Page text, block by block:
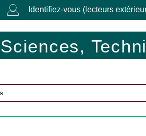
Identifiez-vous (lecteurs